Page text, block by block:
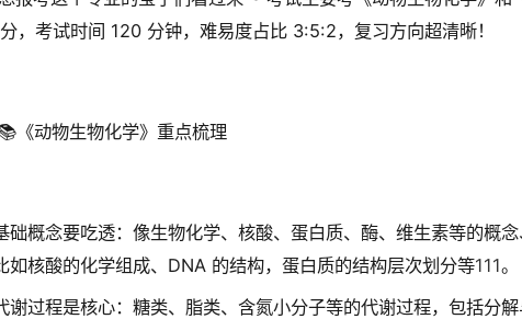
，考试时间 120 分钟，难易度占比 3:5:2，复习方向超清晰！
《动物生物化学》重点梳理
础概念要吃透：像生物化学、核酸、蛋白质、酶、维生素等的概
如核酸的化学组成、DNA 的结构，蛋白质的结构层次划分等111。
谢过程是核心：糖类、脂类、含氮小分子等的代谢过程，包括分